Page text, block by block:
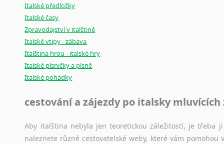
Italské předložky
Italské časy
Zpravodajství v italštině
Italské vtipy - zábava
Italština hrou - italské hry
Italské písničky a písně
Italské pohádky
cestování a zájezdy po italsky mluvících
Aby italština nebyla jen teoretickou záležitostí, je třeba
naleznete různé cestovatelské weby, které vám